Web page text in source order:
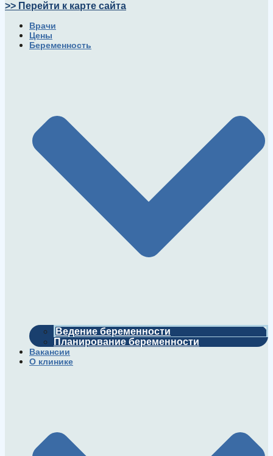
>> Перейти к карте сайта
Врачи
Цены
Беременность
Ведение беременности
Планирование беременности
Вакансии
О клинике